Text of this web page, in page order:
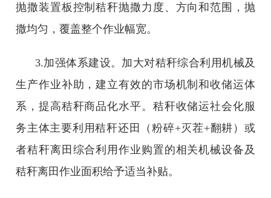
抛撒装置板控制秸秆抛撒力度、方向和范围，抛
撒均匀，覆盖整个作业幅宽。
3.加强体系建设。加大对秸秆综合利用机械及
生产作业补助，建立有效的市场机制和收储运体
系，提高秸秆商品化水平。秸秆收储运社会化服
务主体主要利用秸秆还田（粉碎+灭茬+翻耕）或
者秸秆离田综合利用作业购置的相关机械设备及
秸秆离田作业面积给予适当补贴。